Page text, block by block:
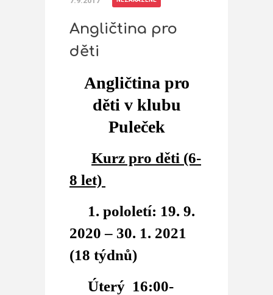
Angličtina pro
děti
Angličtina pro
děti v klubu
Puleček
Kurz pro děti (6-
8 let)
1. pololetí: 19. 9.
2020 – 30. 1. 2021
(18 týdnů)
Úterý 16:00-